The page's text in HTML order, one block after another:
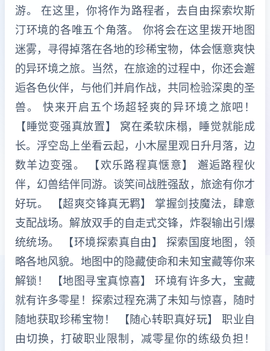
游。 在这里，你将作为路程者，去自由探索坎斯
汀环境的各唯五个角落。 你将会在这里拨开地图
迷雾，寻得掉落在各地的珍稀宝物，体会惬意爽快
的异环境之旅。当然，在旅途的过程中，你还会邂
逅各色伙伴，与他们并肩作战，共同检验深奥的圣
兽。 快来开启五个场超轻爽的异环境之旅吧！
【睡觉变强真放置】 窝在柔软床榻，睡觉就能成
长。浮空岛上坐看云起，小木屋里观日升月落，边
数羊边变强。 【欢乐路程真惬意】 邂逅路程伙
伴，幻兽结伴同游。谈笑间战胜强敌，旅途有你才
好玩。 【超爽交锋真无羁】 掌握剑技魔法，肆意
支配战场。解放双手的自走式交锋，炸裂输出引爆
统统场。 【环境探索真自由】 探索国度地图，领
略各地风貌。地图中的隐藏使命和未知宝藏等你来
解锁！ 【地图寻宝真惊喜】 环境有许多大，宝藏
就有许多零星！探索过程充满了未知与惊喜，随时
随地获取珍稀宝物！ 【随心转职真好玩】 职业自
由切换，打破职业限制，减零星你的练级负担！